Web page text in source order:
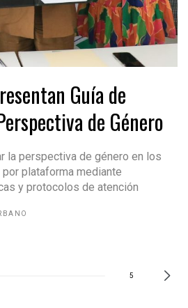
Guía de
de Género
la perspectiva de género en los
plataforma mediante
y protocolos de atención
5